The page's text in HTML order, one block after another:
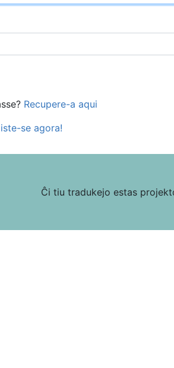
Recupere-a aqui
se agora!
Ĉi tiu tradukejo estas